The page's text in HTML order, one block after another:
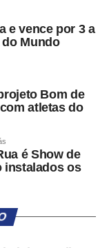
a denúncia
Nesses casos, a
apropriados,
Eleitoral
à
do processo
Público
sobre crimes
disputa na
da Justiça
e vence por 3 a
do Mundo
Bom de
atletas do
é Show de
instalados os